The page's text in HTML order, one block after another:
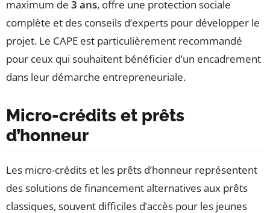
maximum de 3 ans, offre une protection sociale
complète et des conseils d’experts pour développer le
projet. Le CAPE est particulièrement recommandé
pour ceux qui souhaitent bénéficier d’un encadrement
dans leur démarche entrepreneuriale.
Micro-crédits et prêts
d’honneur
Les micro-crédits et les prêts d’honneur représentent
des solutions de financement alternatives aux prêts
classiques, souvent difficiles d’accès pour les jeunes